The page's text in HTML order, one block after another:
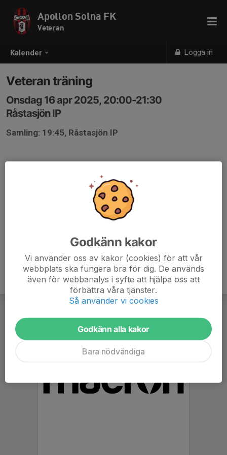
Kalender Logga in
Apollon Solna FK
Veteran
Veteran träning
Onsdag 16 apr 2025, 20:00-21:30
Råstasjön IP
Samling: 19:45, Råstasjön IP
Godkänn kakor
Vi använder oss av kakor (cookies) för att vår
webbplats ska fungera bra för dig. De används
även för webbanalys i syfte att hjälpa oss att
förbättra våra tjänster.
Så använder vi cookies
Godkänn alla kakor
Bara nödvändiga